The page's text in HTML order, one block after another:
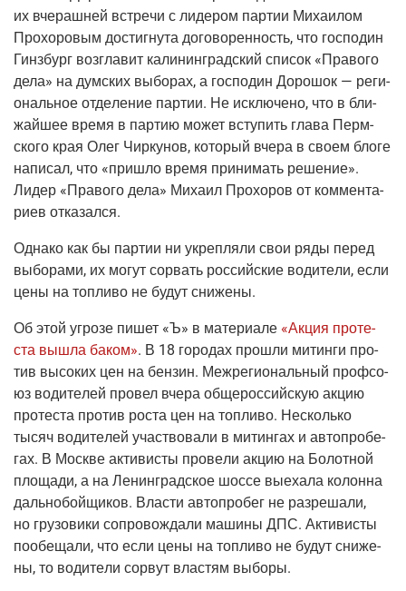
их вче­раш­ней встре­чи с лиде­ром пар­тии Миха­и­лом
Про­хо­ро­вым достиг­ну­та дого­во­рен­ность, что гос­по­дин
Гин­збург воз­гла­вит кали­нин­град­ский спи­сок «Пра­во­го
дела» на дум­ских выбо­рах, а гос­по­дин Доро­шок — реги­
о­наль­ное отде­ле­ние пар­тии. Не исклю­че­но, что в бли­
жай­шее вре­мя в пар­тию может всту­пить гла­ва Перм­
ско­го края Олег Чир­ку­нов, кото­рый вче­ра в сво­ем бло­ге
напи­сал, что «при­шло вре­мя при­ни­мать реше­ние».
Лидер «Пра­во­го дела» Миха­ил Про­хо­ров от ком­мен­та­
ри­ев отказался.
Одна­ко как бы пар­тии ни укреп­ля­ли свои ряды перед
выбо­ра­ми, их могут сорвать рос­сий­ские води­те­ли, если
цены на топ­ли­во не будут снижены.
Об этой угро­зе пишет «Ъ» в мате­ри­а­ле «Акция про­те­
ста вышла баком». В 18 горо­дах про­шли митин­ги про­
тив высо­ких цен на бен­зин. Меж­ре­ги­о­наль­ный проф­со­
юз води­те­лей про­вел вче­ра обще­рос­сий­скую акцию
про­те­ста про­тив роста цен на топ­ли­во. Несколь­ко
тысяч води­те­лей участ­во­ва­ли в митин­гах и авто­про­бе­
гах. В Москве акти­ви­сты про­ве­ли акцию на Болот­ной
пло­ща­ди, а на Ленин­град­ское шос­се выеха­ла колон­на
даль­но­бой­щи­ков. Вла­сти авто­про­бег не раз­ре­ша­ли,
но гру­зо­ви­ки сопро­вож­да­ли маши­ны ДПС. Акти­ви­сты
пообе­ща­ли, что если цены на топ­ли­во не будут сни­же­
ны, то води­те­ли сорвут вла­стям выборы.